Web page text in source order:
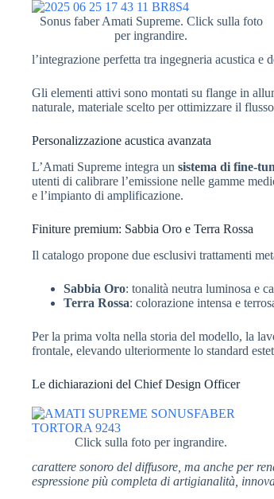
Sonus faber Amati Supreme. Click sulla foto
per ingrandire.
l’integrazione perfetta tra ingegneria acustica e
Gli elementi attivi sono montati su flange in
naturale, materiale scelto per ottimizzare il
Personalizzazione acustica avanzata
L’Amati Supreme integra un sistema di fine-
utenti di calibrare l’emissione nelle gamme
e l’impianto di amplificazione.
Finiture premium: Sabbia Oro e Terra Rossa
Il catalogo propone due esclusivi trattamenti
Sabbia Oro: tonalità neutra luminosa e
Terra Rossa: colorazione intensa e
Per la prima volta nella storia del modello, la
frontale, elevando ulteriormente lo standard
Le dichiarazioni del Chief Design Officer
Click sulla foto per ingrandire.
carattere sonoro del diffusore, ma anche per
espressione più completa di artigianalità,